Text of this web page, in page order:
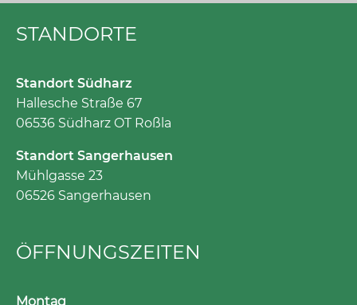
STANDORTE
Standort Südharz
Hallesche Straße 67
06536 Südharz OT Roßla
Standort Sangerhausen
Mühlgasse 23
06526 Sangerhausen
ÖFFNUNGS­ZEITEN
Montag